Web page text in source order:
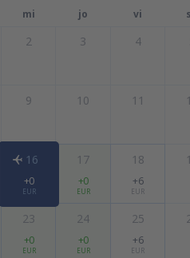
mi jo vi
2 3 4
9 10 11
16
+0
EUR
17
+0
EUR
18
+6
EUR
23
+0
EUR
24
+0
EUR
25
+6
EUR